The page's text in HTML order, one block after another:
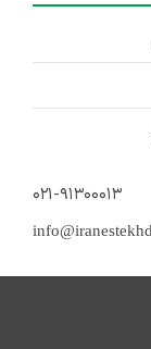
۰۲۱-۹۱۳۰۰۰۱۳